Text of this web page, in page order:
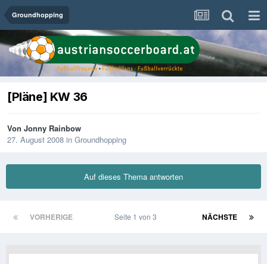
Groundhopping
[Pläne] KW 36
Von Jonny Rainbow
27. August 2008 in Groundhopping
Auf dieses Thema antworten
VORHERIGE NÄCHSTE
Seite 1 von 3